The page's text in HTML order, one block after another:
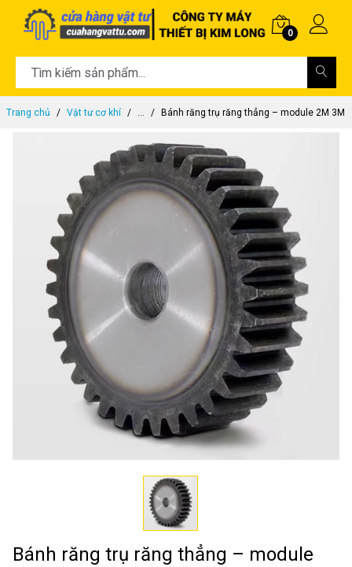
0
Trang chủ Vật tư cơ khí ... Bánh răng trụ răng thẳng – module 2M 3M
Bánh răng trụ răng thẳng – module